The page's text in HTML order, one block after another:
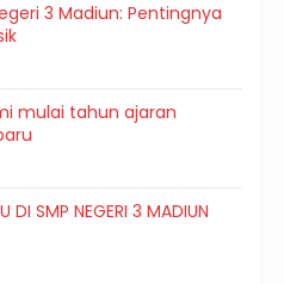
3 Madiun: Pentingnya
mulai tahun ajaran
DI SMP NEGERI 3 MADIUN